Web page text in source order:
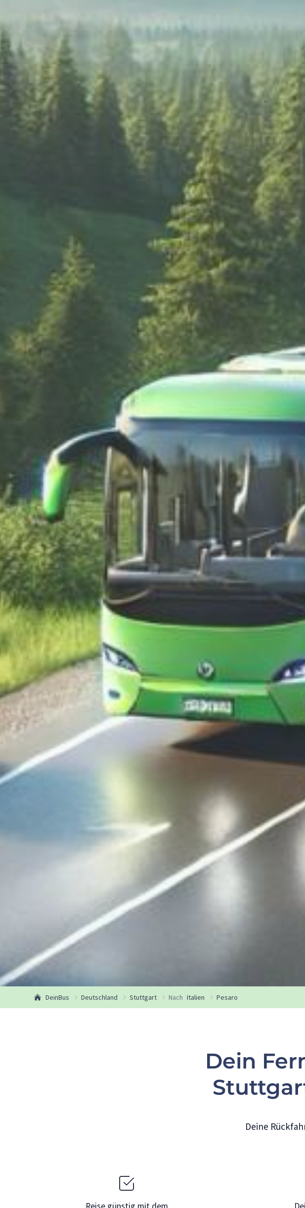
DeinBus Deutschland Stuttgart Nach Italien Pesaro
Dein
Deine